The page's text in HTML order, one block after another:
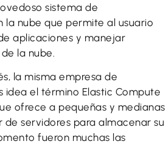
sistema de
la nube que permite al usuario
aplicaciones y manejar
la nube.
la misma empresa de
idea el término Elastic Compute
ofrece a pequeñas y medianas
de servidores para almacenar su
fueron muchas las